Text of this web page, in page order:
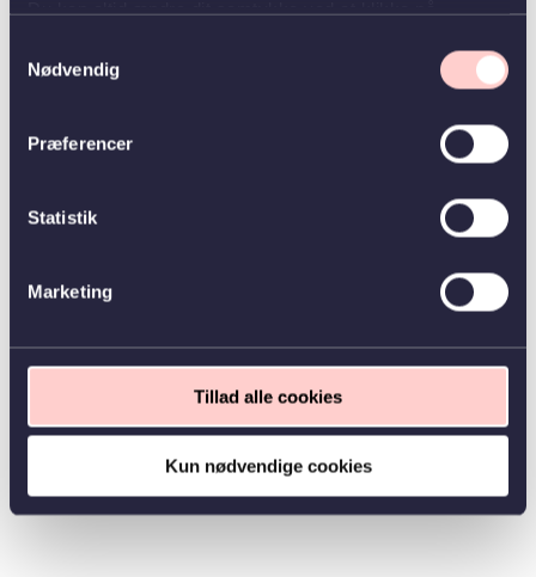
Nødvendig
Præferencer
Statistik
Marketing
Tillad alle cookies
Kun nødvendige cookies